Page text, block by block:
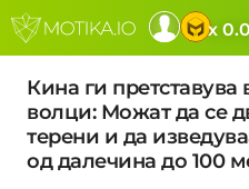
x
Кина ги
волци: Можат да се
терени и да
од далечина до 100